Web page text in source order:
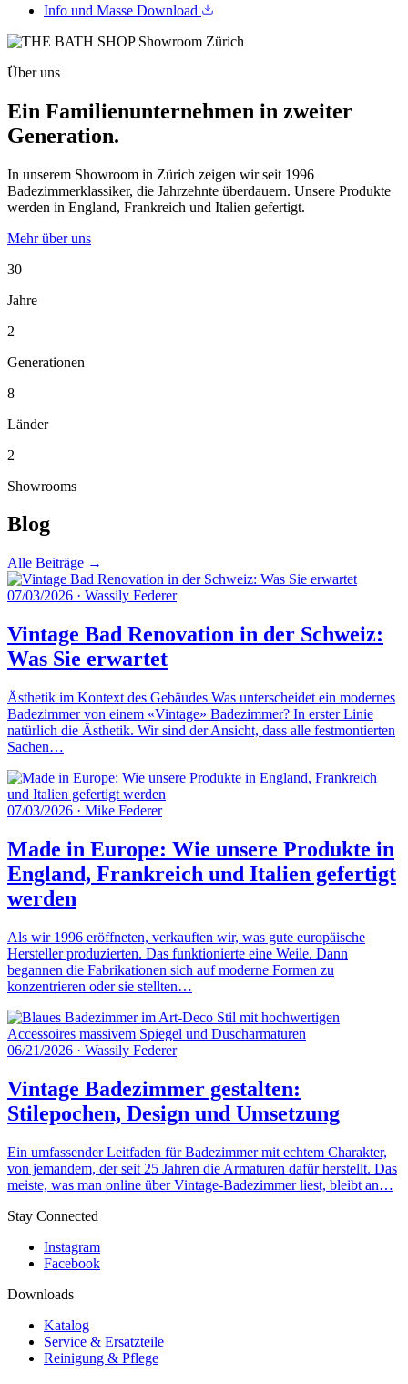
Info und Masse Download
Über uns
Ein Familienunternehmen in zweiter
Generation.
In unserem Showroom in Zürich zeigen wir seit 1996
Badezimmerklassiker, die Jahrzehnte überdauern. Unsere Produkte
werden in England, Frankreich und Italien gefertigt.
Mehr über uns
30
Jahre
2
Generationen
8
Länder
2
Showrooms
Blog
Alle Beiträge →
07/03/2026 · Wassily Federer
Vintage Bad Renovation in der Schweiz:
Was Sie erwartet
Ästhetik im Kontext des Gebäudes Was unterscheidet ein modernes
Badezimmer von einem «Vintage» Badezimmer? In erster Linie
natürlich die Ästhetik. Wir sind der Ansicht, dass alle festmontierten
Sachen…
07/03/2026 · Mike Federer
Made in Europe: Wie unsere Produkte in
England, Frankreich und Italien gefertigt
werden
Als wir 1996 eröffneten, verkauften wir, was gute europäische
Hersteller produzierten. Das funktionierte eine Weile. Dann
begannen die Fabrikationen sich auf moderne Formen zu
konzentrieren oder sie stellten…
06/21/2026 · Wassily Federer
Vintage Badezimmer gestalten:
Stilepochen, Design und Umsetzung
Ein umfassender Leitfaden für Badezimmer mit echtem Charakter,
von jemandem, der seit 25 Jahren die Armaturen dafür herstellt. Das
meiste, was man online über Vintage-Badezimmer liest, bleibt an…
Stay Connected
Instagram
Facebook
Downloads
Katalog
Service & Ersatzteile
Reinigung & Pflege